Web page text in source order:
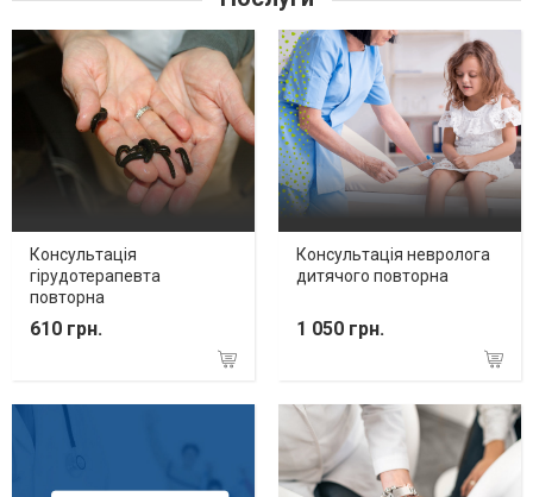
Консультація
гірудотерапевта
повторна
610 грн.
Консультація невролога
дитячого повторна
1 050 грн.